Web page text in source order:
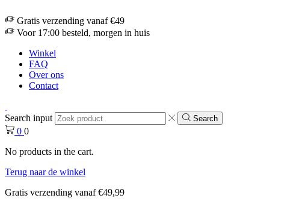
Gratis verzending vanaf €49
Voor 17:00 besteld, morgen in huis
Winkel
FAQ
Over ons
Contact
Search input Search
0 0
No products in the cart.
Terug naar de winkel
Gratis verzending vanaf €49,99